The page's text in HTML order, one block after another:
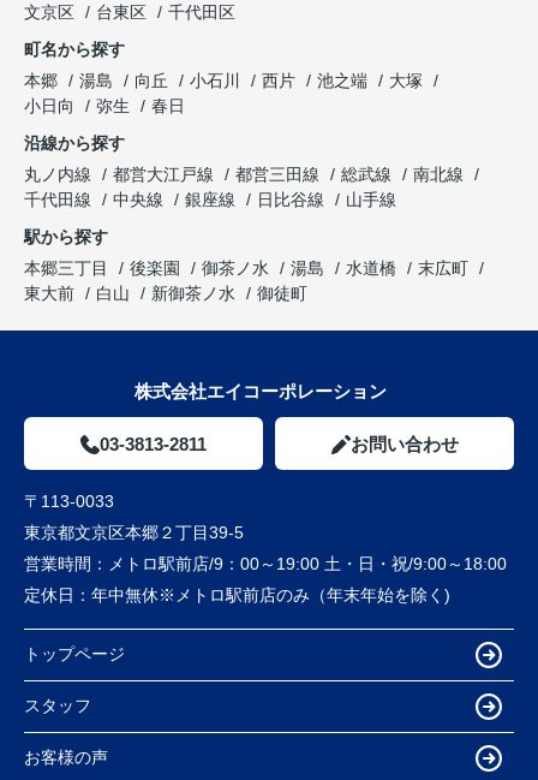
文京区
台東区
千代田区
町名から探す
本郷
湯島 向丘 小石川 西片 池之端
大塚
小日向
弥生
春日
沿線から探す
丸ノ内線
都営大江戸線 都営三田線 総武線
南北線
千代田線
中央線 銀座線 日比谷線
山手線
駅から探す
本郷三丁目
後楽園 御茶ノ水 湯島 水道橋
末広町
東大前
白山 新御茶ノ水 御徒町
株式会社エイコーポレーション
03-3813-2811 お問い合わせ
〒113-0033
東京都文京区本郷２丁目39-5
営業時間：
メトロ駅前店/9：00～19:00 土・日・祝/9:00～18:00
定休日： 年中無休※メトロ駅前店のみ（年末年始を除く)
トップページ
スタッフ
お客様の声